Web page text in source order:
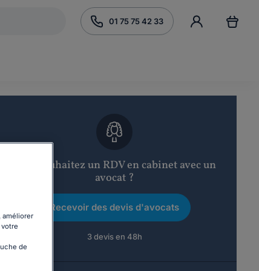
01 75 75 42 33
Vous souhaitez un RDV en cabinet avec un
avocat ?
Recevoir des devis d'avocats
3 devis en 48h
améliorer
de